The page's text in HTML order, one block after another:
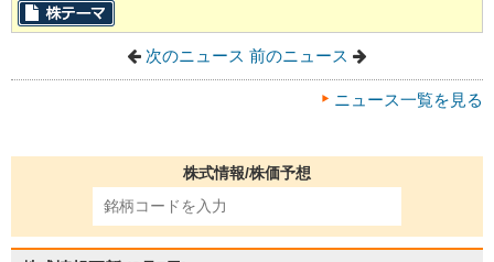
次のニュース 前のニュース
ニュース一覧を見る
株式情報/株価予想